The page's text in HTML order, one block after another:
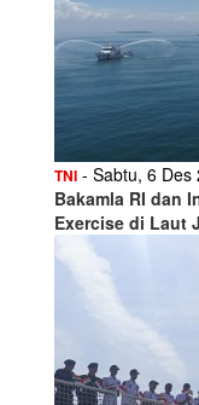
TNI - Sabtu, 6 Des
Bakamla RI dan
Exercise di Laut